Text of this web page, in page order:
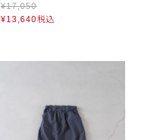
¥17,050
¥13,640税込